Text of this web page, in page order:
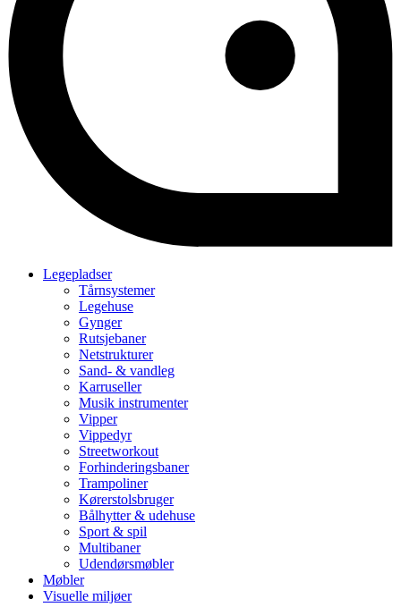
Legepladser
Tårnsystemer
Legehuse
Gynger
Rutsjebaner
Netstrukturer
Sand- & vandleg
Karruseller
Musik instrumenter
Vipper
Vippedyr
Streetworkout
Forhinderingsbaner
Trampoliner
Kørerstolsbruger
Bålhytter & udehuse
Sport & spil
Multibaner
Udendørsmøbler
Møbler
Visuelle miljøer